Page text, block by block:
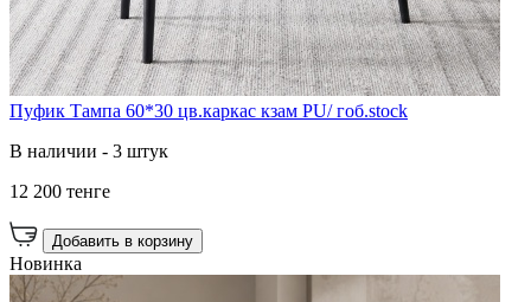
Пуфик Тампа 60*30 цв.каркас кзам PU/ гоб.stock
В наличии - 3 штук
12 200 тенге
Добавить в корзину
Новинка